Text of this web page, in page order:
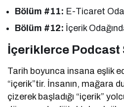
Bölüm #11: E-Ticaret
Bölüm #12: İçerik
İçeriklerce Podcast
Tarih boyunca insana eşlik
“içerik”tir. İnsanın, mağara
çizerek başladığı “içerik”